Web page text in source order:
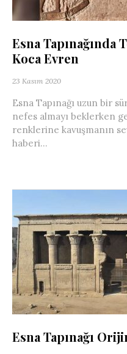
Esna Tapınağında
Koca Evren
23 Kasım 2020
Esna Tapınağı uzun bir
nefes almayı beklerken
renklerine kavuşmanın
haberi...
Esna Tapınağı